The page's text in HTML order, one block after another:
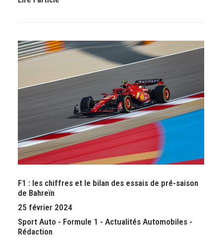
F1 : les chiffres et le bilan des essais de pré-saison
de Bahreïn
25 février 2024
Sport Auto - Formule 1 - Actualités Automobiles -
Rédaction